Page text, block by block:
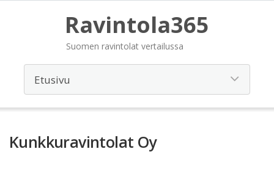
Ravintola365
Suomen ravintolat vertailussa
Kunkkuravintolat Oy